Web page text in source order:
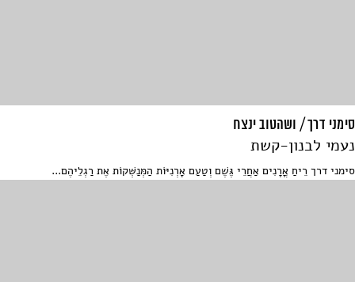
סימני דרך / ושהטוב ינצח
נעמי לבנון-קשת
סימני דרך רֵיחַ אֳרָנִים אַחֲרֵי גֶּשֶׁם וְטַעַם אָרְנִיּוֹת הַמְּנַשְּׁקוֹת אֶת רַגְלֵיהֶם...